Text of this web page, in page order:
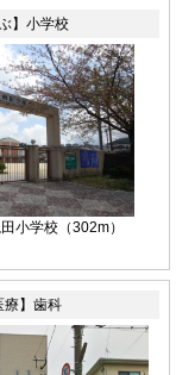
ぶ】小学校
小学校（302m）
療】歯科